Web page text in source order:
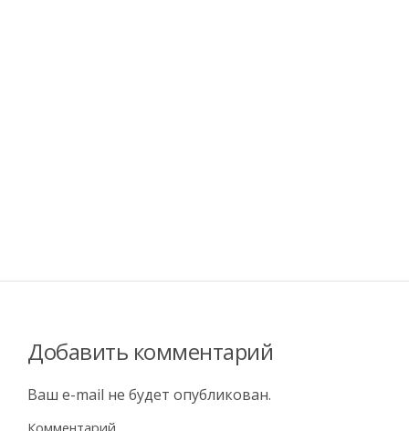
Добавить комментарий
Ваш e-mail не будет опубликован.